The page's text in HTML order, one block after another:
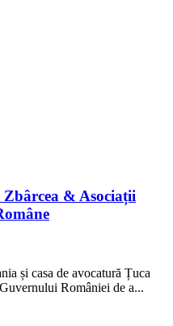
& Asociații
și casa de avocatură Țuca
României de a...